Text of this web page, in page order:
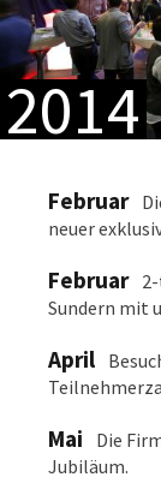
2014
Februar
neuer
Februar
Sundern mit
April
Mai
Die
Jubiläum.